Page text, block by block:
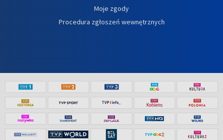
Moje zgody
Procedura zgłoszeń wewnętrznych